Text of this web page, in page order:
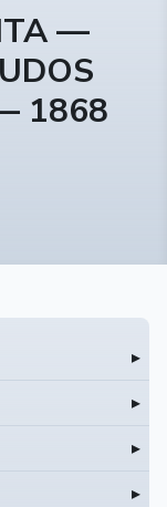
—
1868
▸
▸
▸
▸